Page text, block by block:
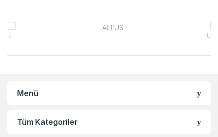
Brands Carousel
Menü
Tüm Kategoriler